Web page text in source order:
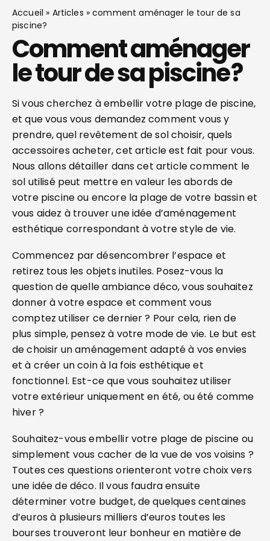
Accueil » Articles »comment aménager le tour de sa
piscine?
Comment aménager
le tour de sa piscine ?
Si vous cherchez à embellir votre plage de piscine,
et que vous vous demandez comment vous y
prendre, quel revêtement de sol choisir, quels
accessoires acheter, cet article est fait pour vous.
Nous allons détailler dans cet article comment le
sol utilisé peut mettre en valeur les abords de
votre piscine ou encore la plage de votre bassin et
vous aidez à trouver une idée d’aménagement
esthétique correspondant à votre style de vie.
Commencez par désencombrer l’espace et
retirez tous les objets inutiles. Posez-vous la
question de quelle ambiance déco, vous souhaitez
donner à votre espace et comment vous
comptez utiliser ce dernier ? Pour cela, rien de
plus simple, pensez à votre mode de vie. Le but est
de choisir un aménagement adapté à vos envies
et à créer un coin à la fois esthétique et
fonctionnel. Est-ce que vous souhaitez utiliser
votre extérieur uniquement en été, ou été comme
hiver ?
Souhaitez-vous embellir votre plage de piscine ou
simplement vous cacher de la vue de vos voisins ?
Toutes ces questions orienteront votre choix vers
une idée de déco. Il vous faudra ensuite
déterminer votre budget, de quelques centaines
d’euros à plusieurs milliers d’euros toutes les
bourses trouveront leur bonheur en matière de